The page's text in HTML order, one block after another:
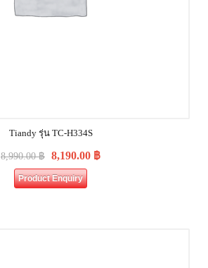
Tiandy รุ่น TC-H334S
8,990.00฿ 8,190.00 ฿
Product Enquiry